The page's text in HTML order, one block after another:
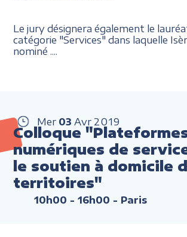
Le jury désignera également le
catégorie "Services" dans laquelle
nominé ....
Mer 03 Avr 2019
Colloque
numériques de
le soutien à domicile
territoires"
10h00 - 16h00 - Paris